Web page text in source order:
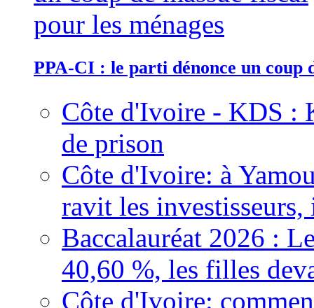
PPA-CI : le parti dénonce un coup
Côte d'Ivoire - KDS :
de prison
Côte d'Ivoire: à
ravit les
Baccalauréat 2026 :
40,60 %, les filles
Côte d'Ivoire: